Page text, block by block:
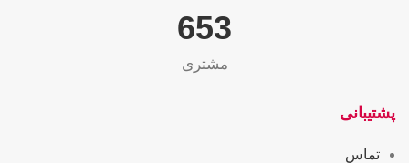
655
مشتری
پشتیبانی
تماس